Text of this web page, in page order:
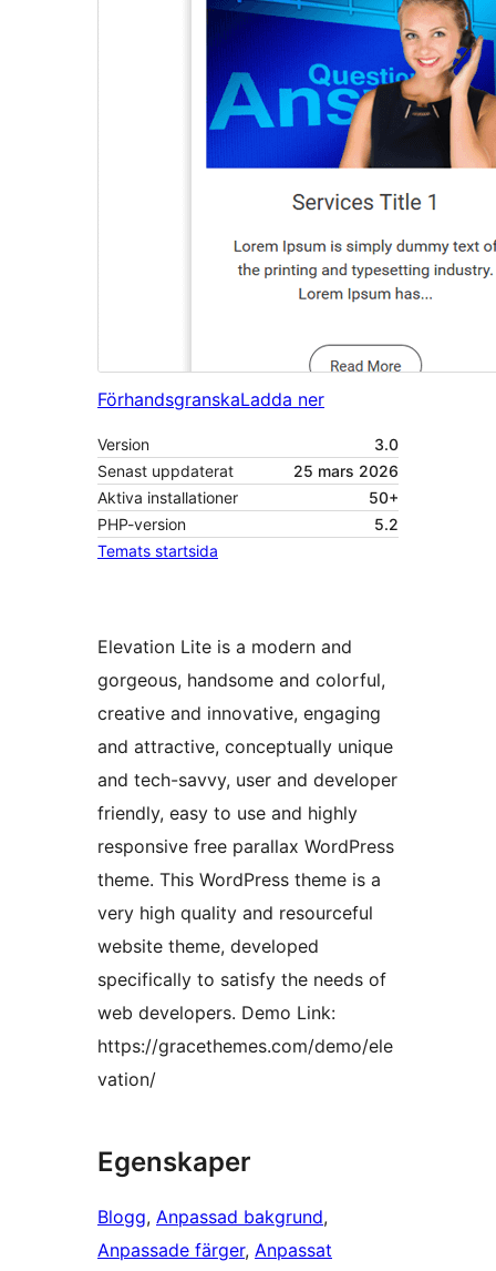
FörhandsgranskaLadda ner
Version
3.0
Senast uppdaterat
25 mars 2026
Aktiva installationer
50+
PHP-version
5.2
Temats startsida
Elevation Lite is a modern and
gorgeous, handsome and colorful,
creative and innovative, engaging
and attractive, conceptually unique
and tech-savvy, user and developer
friendly, easy to use and highly
responsive free parallax WordPress
theme. This WordPress theme is a
very high quality and resourceful
website theme, developed
specifically to satisfy the needs of
web developers. Demo Link:
https://gracethemes.com/demo/ele
vation/
Egenskaper
Blogg, Anpassad bakgrund
Anpassade färger, Anpassat